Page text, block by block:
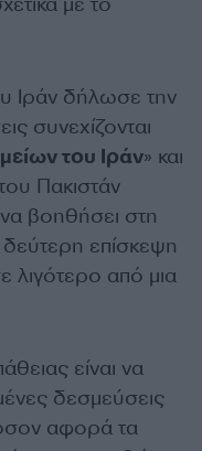
Ιράν δήλωσε την
συνεχίζονται
του Ιράν» και
Πακιστάν
βοηθήσει στη
επίσκεψη
από μια
είναι να
δεσμεύσεις
αφορά τα